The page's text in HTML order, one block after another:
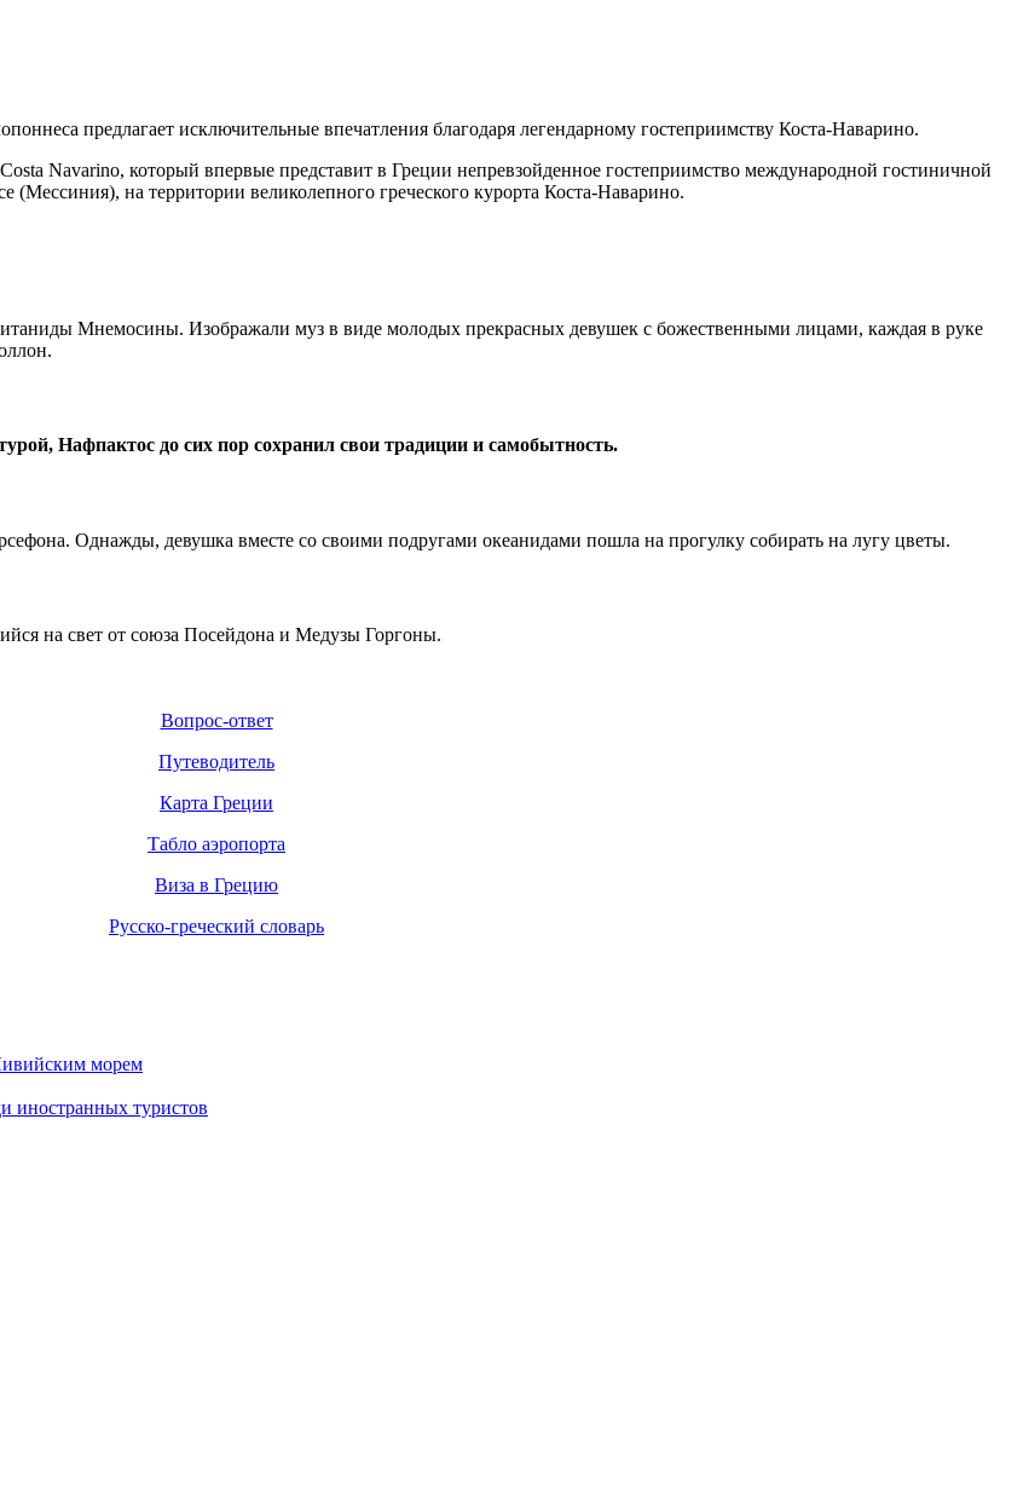
предлагает исключительные впечатления благодаря легендарному гостеприимству Коста-Наварино.
Navarino, который впервые представит в Греции непревзойденное гостеприимство международной гостиничной
на территории великолепного греческого курорта Коста-Наварино.
Мнемосины. Изображали муз в виде молодых прекрасных девушек с божественными лицами, каждая в руке
Нафпактос до сих пор сохранил свои традиции и самобытность.
Однажды, девушка вместе со своими подругами океанидами пошла на прогулку собирать на лугу цветы.
на свет от союза Посейдона и Медузы Горгоны.
Вопрос-ответ
Путеводитель
Карта Греции
Табло аэропорта
Виза в Грецию
Русско-греческий словарь
морем
иностранных туристов